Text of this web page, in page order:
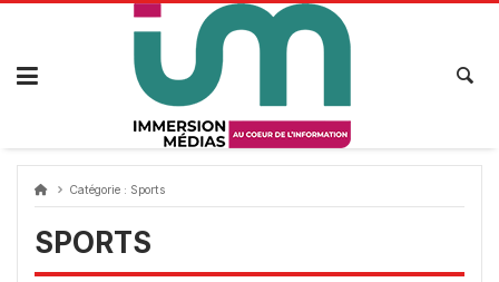
Passer
Catégorie : Sports
SPORTS